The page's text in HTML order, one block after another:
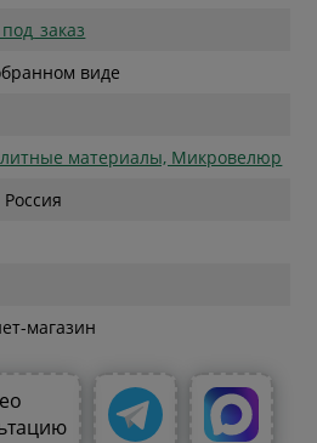
виде
материалы, Микровелюр
магазин